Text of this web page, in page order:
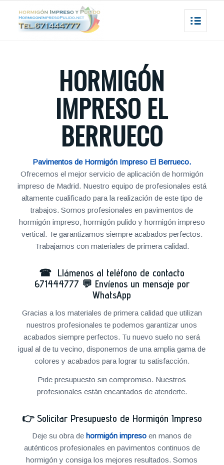
HORMIGÓN
IMPRESO EL
BERRUECO
Pavimentos de Hormigón Impreso El Berrueco.
Ofrecemos el mejor servicio de aplicación de hormigón
impreso de Madrid. Nuestro equipo de profesionales está
altamente cualificado para la realización de este tipo de
trabajos. Somos profesionales en pavimentos de
hormigón impreso, hormigón pulido y hormigón impreso
vertical. Te garantizamos siempre acabados perfectos.
Trabajamos con materiales de primera calidad.
☎ Llámenos al teléfono de contacto
671444777 💬 Envíenos un mensaje por
WhatsApp
Gracias a los materiales de primera calidad que utilizan
nuestros profesionales te podemos garantizar unos
acabados siempre perfectos. Tu nuevo suelo no será
igual al de tu vecino, disponemos de una amplia gama de
colores y acabados para lograr tu satisfacción.
Pide presupuesto sin compromiso. Nuestros
profesionales están encantados de atenderte.
👉 Solicitar Presupuesto de Hormigón Impreso
Deje su obra dehormigón impreso en manos de
auténticos profesionales en pavimentos continuos de
hormigón y consiga los mejores resultados. Somos